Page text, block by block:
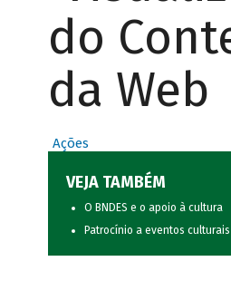
do
da Web
Ações
VEJA TAMBÉM
O BNDES e o apoio à cultura
Patrocínio a eventos culturais